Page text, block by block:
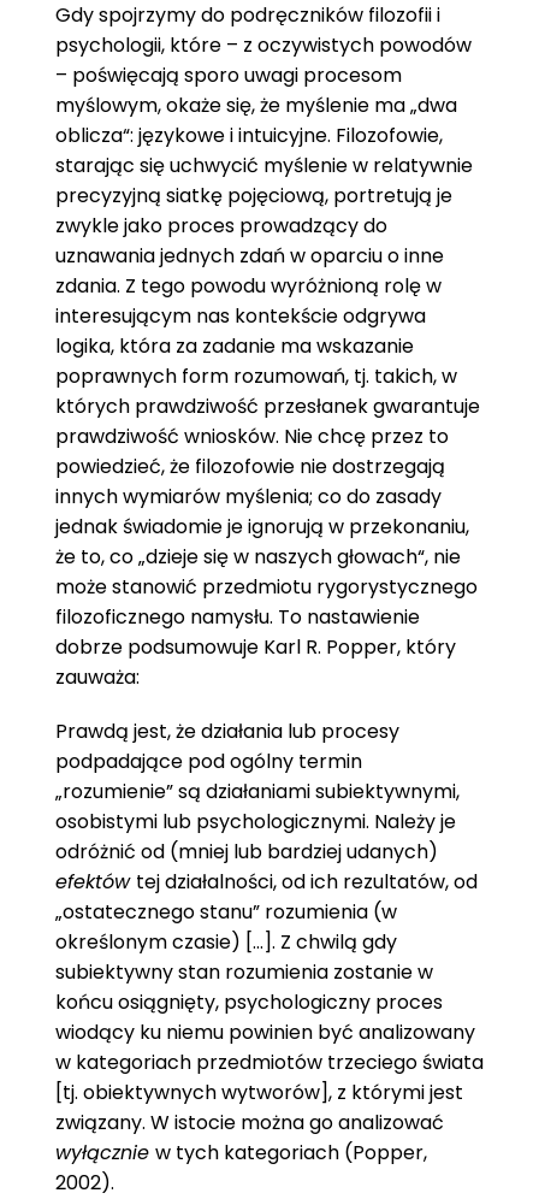
Gdy spojrzymy do podręczników filozofii i
psychologii, które – z oczywistych powodów
– poświęcają sporo uwagi procesom
myślowym, okaże się, że myślenie ma „dwa
oblicza“: językowe i intuicyjne. Filozofowie,
starając się uchwycić myślenie w relatywnie
precyzyjną siatkę pojęciową, portretują je
zwykle jako proces prowadzący do
uznawania jednych zdań w oparciu o inne
zdania. Z tego powodu wyróżnioną rolę w
interesującym nas kontekście odgrywa
logika, która za zadanie ma wskazanie
poprawnych form rozumowań, tj. takich, w
których prawdziwość przesłanek gwarantuje
prawdziwość wniosków. Nie chcę przez to
powiedzieć, że filozofowie nie dostrzegają
innych wymiarów myślenia; co do zasady
jednak świadomie je ignorują w przekonaniu,
że to, co „dzieje się w naszych głowach“, nie
może stanowić przedmiotu rygorystycznego
filozoficznego namysłu. To nastawienie
dobrze podsumowuje Karl R. Popper, który
zauważa:
Prawdą jest, że działania lub procesy
podpadające pod ogólny termin
„rozumienie” są działaniami subiektywnymi,
osobistymi lub psychologicznymi. Należy je
odróżnić od (mniej lub bardziej udanych)
efektów tej działalności, od ich rezultatów, od
„ostatecznego stanu” rozumienia (w
określonym czasie) […]. Z chwilą gdy
subiektywny stan rozumienia zostanie w
końcu osiągnięty, psychologiczny proces
wiodący ku niemu powinien być analizowany
w kategoriach przedmiotów trzeciego świata
[tj. obiektywnych wytworów], z którymi jest
związany. W istocie można go analizować
wyłącznie w tych kategoriach (Popper,
2002).